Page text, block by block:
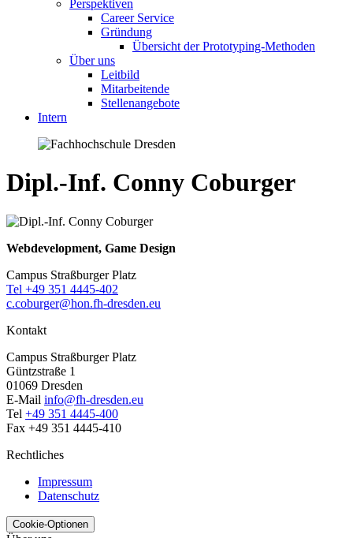
Perspektiven
Career Service
Gründung
Übersicht der Prototyping-Methoden
Über uns
Leitbild
Mitarbeitende
Stellenangebote
Intern
Dipl.-Inf. Conny Coburger
Webdevelopment, Game Design
Campus Straßburger Platz
Tel +49 351 4445-402
c.coburger@hon.fh-dresden.eu
Kontakt
Campus Straßburger Platz
Güntzstraße 1
01069 Dresden
E-Mail info@fh-dresden.eu
Tel +49 351 4445-400
Fax +49 351 4445-410
Rechtliches
Impressum
Datenschutz
Cookie-Optionen